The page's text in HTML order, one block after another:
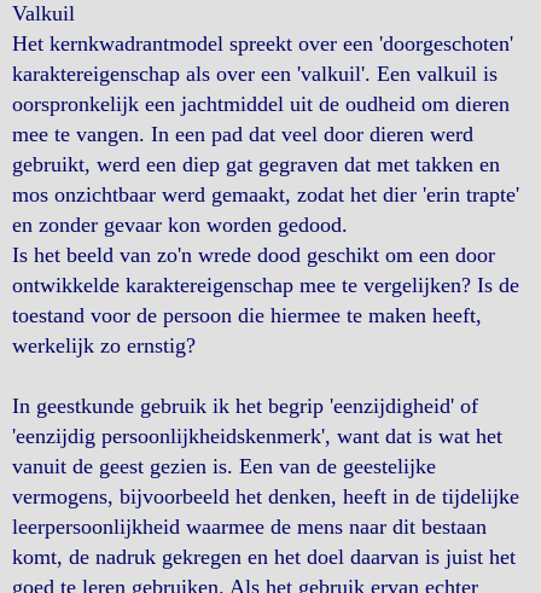
Valkuil
Het kernkwadrantmodel spreekt over een 'doorgeschoten'
karaktereigenschap als over een 'valkuil'. Een valkuil is
oorspronkelijk een jachtmiddel uit de oudheid om dieren
mee te vangen. In een pad dat veel door dieren werd
gebruikt, werd een diep gat gegraven dat met takken en
mos onzichtbaar werd gemaakt, zodat het dier 'erin trapte'
en zonder gevaar kon worden gedood.
Is het beeld van zo'n wrede dood geschikt om een door
ontwikkelde karaktereigenschap mee te vergelijken? Is de
toestand voor de persoon die hiermee te maken heeft,
werkelijk zo ernstig?
In geestkunde gebruik ik het begrip 'eenzijdigheid' of
'eenzijdig persoonlijkheidskenmerk', want dat is wat het
vanuit de geest gezien is. Een van de geestelijke
vermogens, bijvoorbeeld het denken, heeft in de tijdelijke
leerpersoonlijkheid waarmee de mens naar dit bestaan
komt, de nadruk gekregen en het doel daarvan is juist het
goed te leren gebruiken. Als het gebruik ervan echter